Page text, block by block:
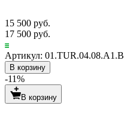
15 500 руб.
17 500 руб.
Артикул: 01.TUR.04.08.A1.B
В корзину
-11%
В корзину